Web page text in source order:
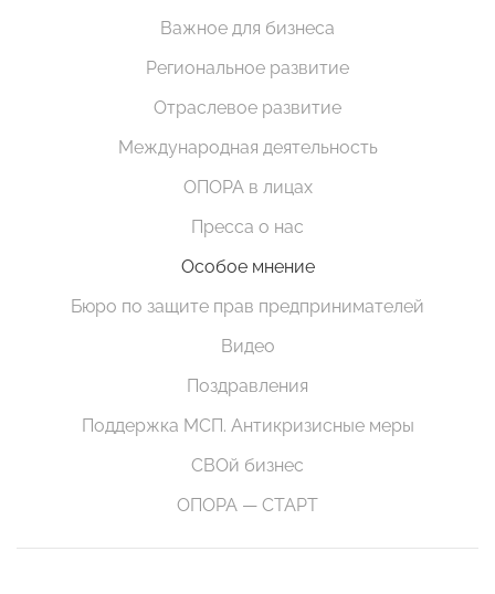
Важное для бизнеса
Региональное развитие
Отраслевое развитие
Международная деятельность
ОПОРА в лицах
Пресса о нас
Особое мнение
Бюро по защите прав предпринимателей
Видео
Поздравления
Поддержка МСП. Антикризисные меры
СВОй бизнес
ОПОРА — СТАРТ